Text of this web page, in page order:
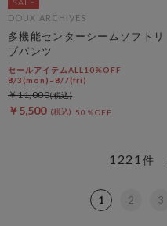
DOUX ARCHIVES
多機能センターシームソフトリ
ブパンツ
セールアイテムALL10%OFF
8/3(mon)~8/7(fri)
￥5,500 50％OFF
￥11,000
1221 件
1 2 3